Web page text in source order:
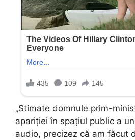
„Stimate domnule prim-
apariției în spațiul public a
audio, precizez că am făcut